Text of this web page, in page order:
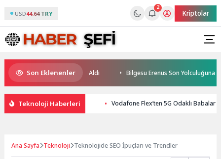
USD44.64 TRY
2
Kriptolar
Son Eklenenler
Sertifikalarını Aldı Bilgesu Erenus Son Yolculuğuna
Teknoloji Haberleri Vodafone Flex’ten 5G Odaklı Babalar
Ana Sayfa Teknoloji Teknolojide SEO İpuçları ve Trendler